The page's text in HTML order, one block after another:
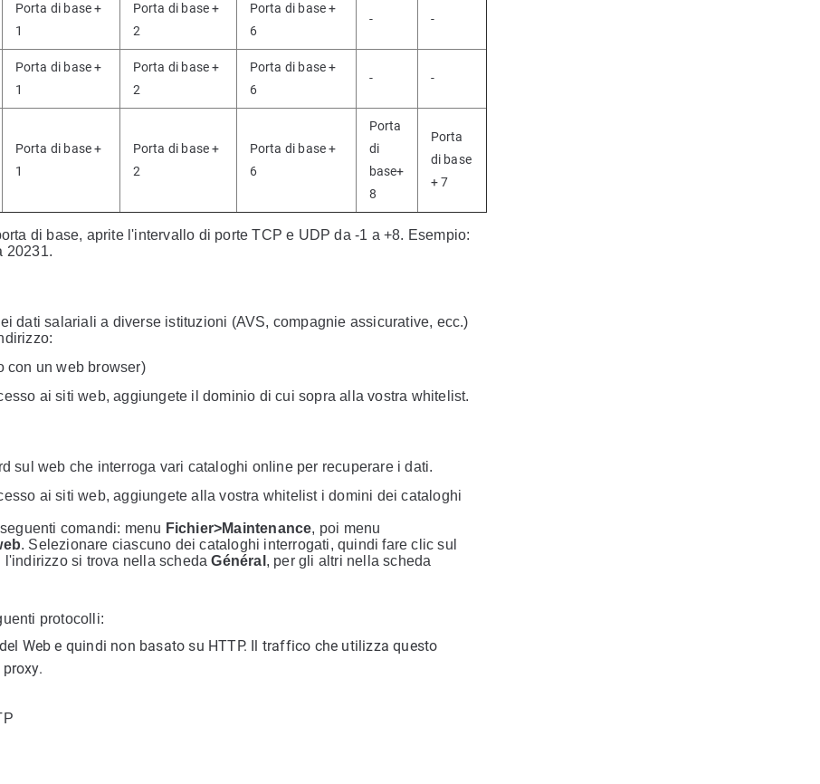
Porta di base +
1
Porta di base +
2
Porta di base +
6
- -
Porta di base +
1
Porta di base +
2
Porta di base +
6
- -
Porta di base +
1
Porta di base +
2
Porta di base +
6
Porta
di
base+
8
Porta
di base
+ 7
di base, aprite l'intervallo di porte TCP e UDP da -1 a +8. Esempio:
20231.
dati salariali a diverse istituzioni (AVS, compagnie assicurative, ecc.)
con un web browser)
ai siti web, aggiungete il dominio di cui sopra alla vostra whitelist.
sul web che interroga vari cataloghi online per recuperare i dati.
ai siti web, aggiungete alla vostra whitelist i domini dei cataloghi
comandi: menu Fichier>Maintenance, poi menu
. Selezionare ciascuno dei cataloghi interrogati, quindi fare clic sul
l'indirizzo si trova nella schedaGénéral , per gli altri nella scheda
protocolli:
Web e quindi non basato su HTTP. Il traffico che utilizza questo